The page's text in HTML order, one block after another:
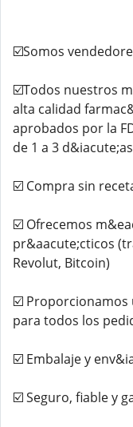
☑️Somos
☑️Todos nuestros
alta calidad
aprobados por la
de 1 a 3 d&iacute;as
☑️ Compra sin
☑️ Ofrecemos
pr&aacute;cticos
Revolut, Bitcoin)
☑️ Proporcionamos
para todos los
☑️ Embalaje y
☑️ Seguro, fiable y